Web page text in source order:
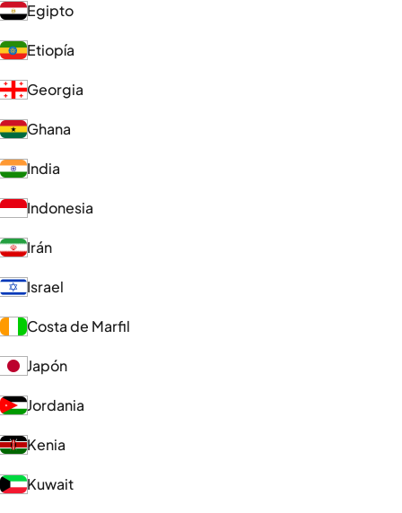
Egipto
Etiopía
Georgia
Ghana
India
Indonesia
Irán
Israel
Costa de Marfil
Japón
Jordania
Kenia
Kuwait